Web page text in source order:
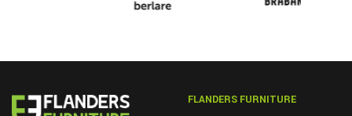
FLANDERS FURNITURE